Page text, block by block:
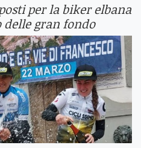
per la biker elbana
delle gran fondo